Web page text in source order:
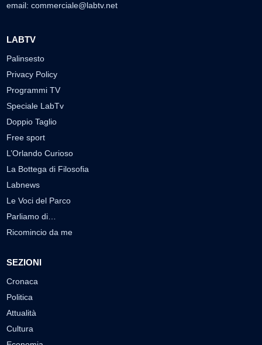
email: commerciale@labtv.net
LABTV
Palinsesto
Privacy Policy
Programmi TV
Speciale LabTv
Doppio Taglio
Free sport
L’Orlando Curioso
La Bottega di Filosofia
Labnews
Le Voci del Parco
Parliamo di…
Ricomincio da me
SEZIONI
Cronaca
Politica
Attualità
Cultura